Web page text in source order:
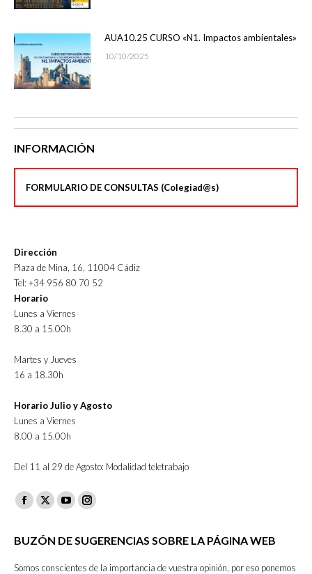
AUA10.25 CURSO «N1. Impactos ambientales»
10/10/2025
INFORMACIÓN
FORMULARIO DE CONSULTAS (Colegiad@s)
Dirección
Plaza de Mina, 16, 11004 Cádiz
Tel: +34 956 80 70 52
Horario
Lunes a Viernes
8.30 a 15.00h
Martes y Jueves
16 a 18.30h
Horario Julio y Agosto
Lunes a Viernes
8.00 a 15.00h
Del 11 al 29 de Agosto: Modalidad teletrabajo
Facebook
opens
X
opens
YouTube
opens
Instagram
opens
in
BUZÓN DE SUGERENCIAS SOBRE LA PÁGINA WEB
Somos conscientes de la importancia de vuestra opinión, por eso ponemos